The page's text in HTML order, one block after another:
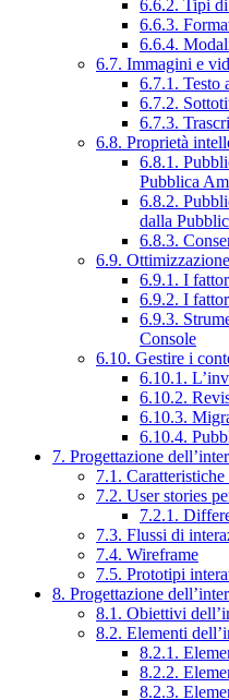
6.6.2. Tipi
6.6.3.
6.6.4.
6.7. Immagini e
6.7.1. Testo
6.7.2.
6.7.3.
6.8. Proprietà
6.8.1.
Pubblica
6.8.2.
dalla
6.8.3.
6.9.
6.9.1. I
6.9.2. I
6.9.3.
Console
6.10. Gestire i
6.10.1.
6.10.2.
6.10.3.
6.10.4.
7. Progettazione
7.1.
7.2. User stories
7.2.1.
7.3. Flussi di
7.4. Wireframe
7.5. Prototipi
8. Progettazione
8.1. Obiettivi
8.2. Elementi
8.2.1.
8.2.2.
8.2.3.